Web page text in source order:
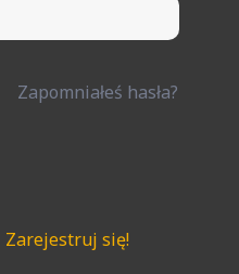
Zapomniałeś hasła?
Zarejestruj się!